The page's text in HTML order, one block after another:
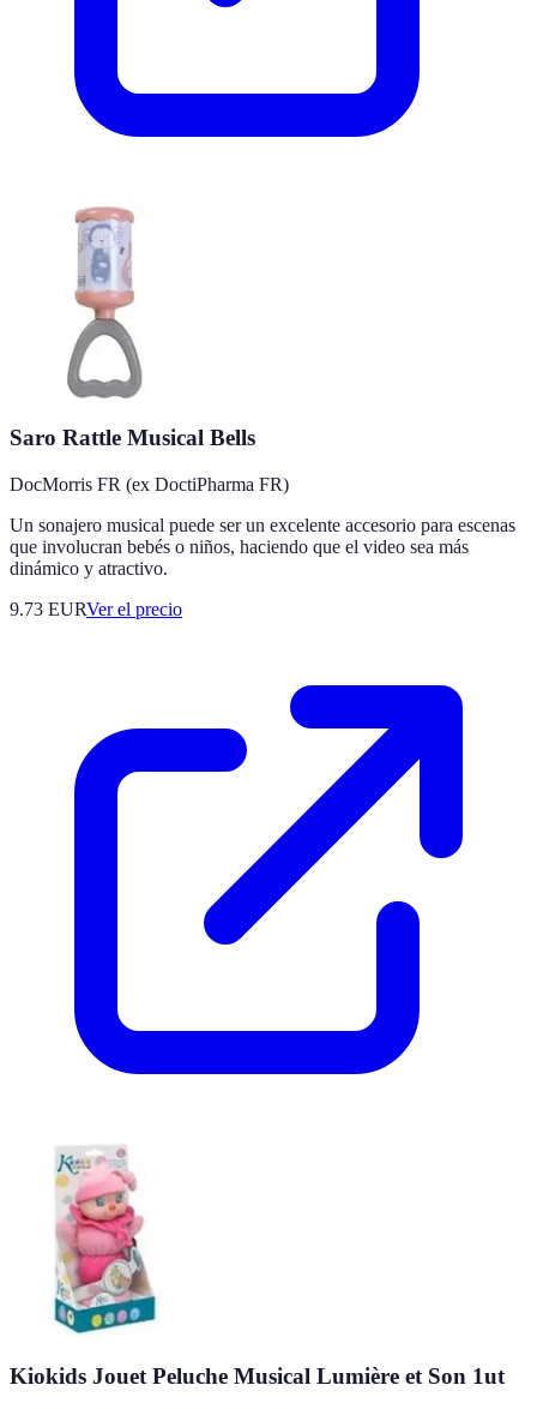
Saro Rattle Musical Bells
DocMorris FR (ex DoctiPharma FR)
Un sonajero musical puede ser un excelente accesorio para escenas
que involucran bebés o niños, haciendo que el video sea más
dinámico y atractivo.
9.73 EURVer el precio
Kiokids Jouet Peluche Musical Lumière et Son 1ut